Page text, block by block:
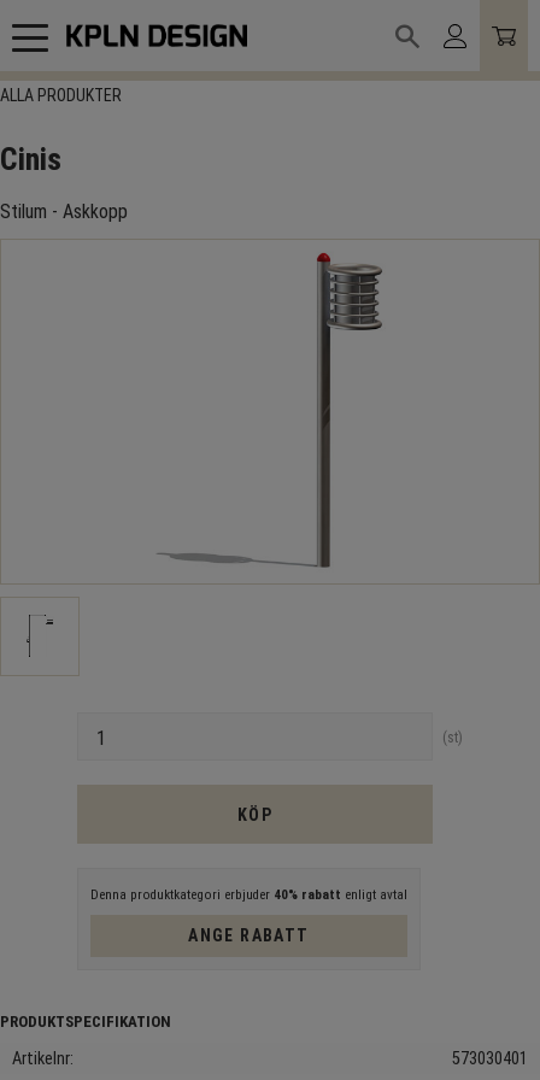
Meny
ALLA PRODUKTER
Cinis
Stilum - Askkopp
st
KÖP
Denna produktkategori erbjuder 40% rabatt enligt avtal
ANGE RABATT
Artikelnr 573030401